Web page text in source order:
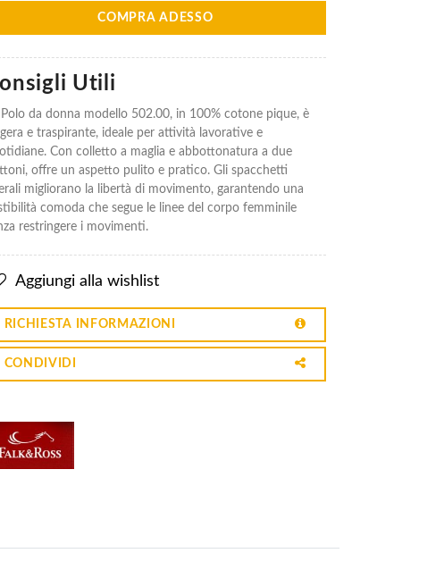
COMPRA ADESSO
Utili
Polo da donna modello 502.00, in 100% cotone pique, è
e traspirante, ideale per attività lavorative e
Con colletto a maglia e abbottonatura a due
offre un aspetto pulito e pratico. Gli spacchetti
migliorano la libertà di movimento, garantendo una
comoda che segue le linee del corpo femminile
restringere i movimenti.
Aggiungi alla wishlist
RICHIESTA INFORMAZIONI
CONDIVIDI